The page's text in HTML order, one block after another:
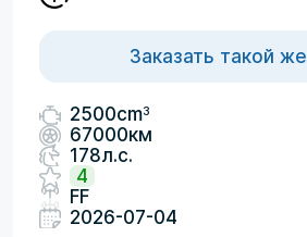
Заказать такой же
2500cm3
67000км
178л.с.
4
FF
2026-07-04